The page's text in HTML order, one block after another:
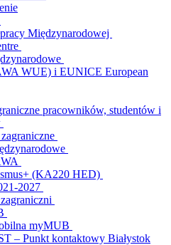
Międzynarodowej
WUE) i EUNICE European
pracowników, studentów i
(KA220 HED)
2027
myMUB
– Punkt kontaktowy Białystok